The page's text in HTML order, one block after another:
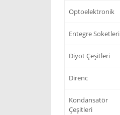
Optoelektronik
Entegre Soketleri
Diyot Çeşitleri
Direnc
Kondansatör
Çeşitleri